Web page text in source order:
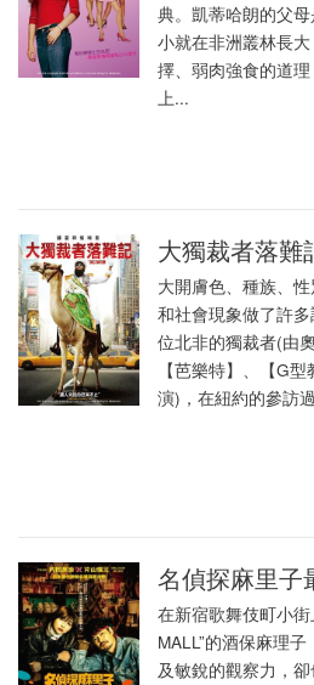
典。凱蒂哈朗的父
小就在非洲叢林長
擇、弱肉強食的道
上...
大獨裁者落難
大開膚色、種族、
和社會現象做了許
位北非的獨裁者(由
【芭樂特】、【G
演)，在紐約的參訪
名偵探麻里子
在新宿歌舞伎町小
MALL”的酒保麻理
及敏銳的觀察力，